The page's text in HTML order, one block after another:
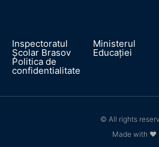
Inspectoratul
Școlar Brasov
Ministerul
Educației
Politica de
confidentialitate
© All rights
Made with ❤